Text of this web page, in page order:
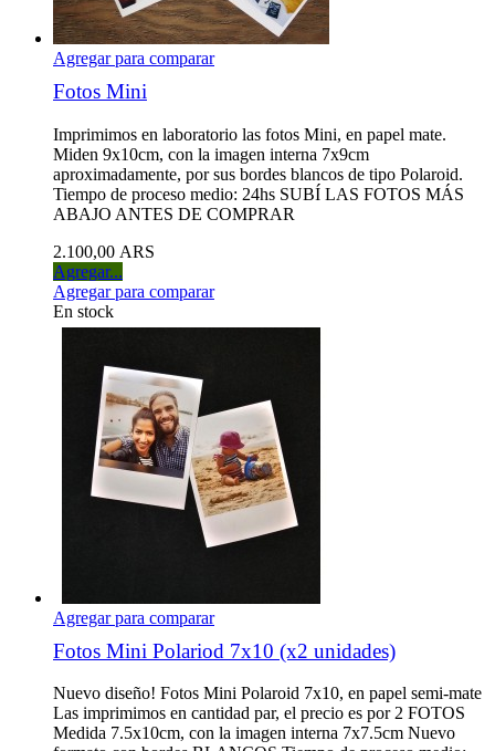
Agregar para comparar
Fotos Mini
Imprimimos en laboratorio las fotos Mini, en papel mate.
Miden 9x10cm, con la imagen interna 7x9cm
aproximadamente, por sus bordes blancos de tipo Polaroid.
Tiempo de proceso medio: 24hs SUBÍ LAS FOTOS MÁS
ABAJO ANTES DE COMPRAR
2.100,00 ARS
Agregar...
Agregar para comparar
En stock
Agregar para comparar
Fotos Mini Polariod 7x10 (x2 unidades)
Nuevo diseño! Fotos Mini Polaroid 7x10, en papel semi-mate
Las imprimimos en cantidad par, el precio es por 2 FOTOS
Medida 7.5x10cm, con la imagen interna 7x7.5cm Nuevo